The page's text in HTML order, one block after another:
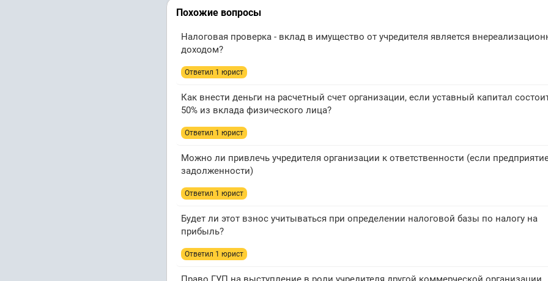
Похожие вопросы
Налоговая проверка - вклад в имущество от учредителя является
доходом?
Ответил 1 юрист
Как внести деньги на расчетный счет организации, если уставный капитал
50% из вклада физического лица?
Ответил 1 юрист
Можно ли привлечь учредителя организации к ответственности (если
задолженности)
Ответил 1 юрист
Будет ли этот взнос учитываться при определении налоговой базы по налогу на
прибыль?
Ответил 1 юрист